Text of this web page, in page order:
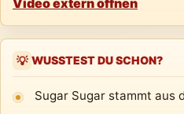
Video extern öffnen
💡 WUSSTEST DU SCHON?
Sugar Sugar stammt aus